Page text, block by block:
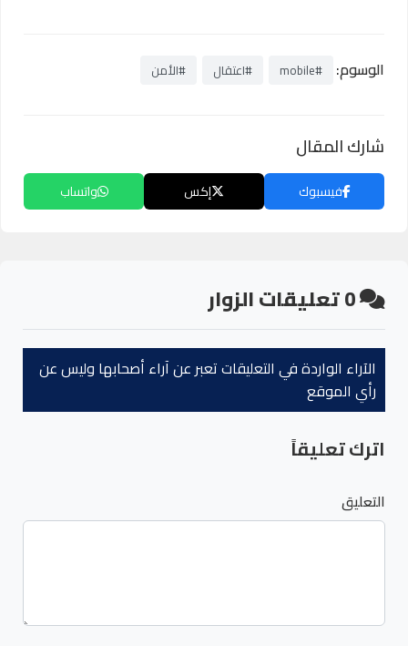
الوسوم: #mobile #اعتقال #الأمن
شارك المقال
فيسبوك إكس واتساب
0تعليقات الزوار
الآراء الواردة في التعليقات تعبر عن آراء أصحابها وليس عن
رأي الموقع
اترك تعليقاً
التعليق